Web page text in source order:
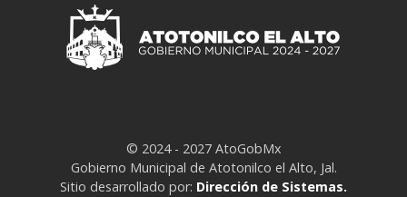
© 2024 - 2027 AtoGobMx
Gobierno Municipal de Atotonilco el Alto, Jal.
Sitio desarrollado por: Dirección de Sistemas.